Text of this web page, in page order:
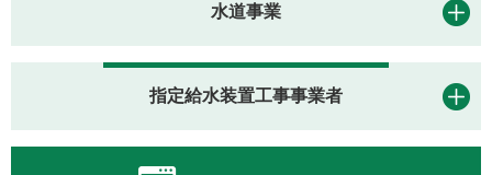
水道事業
指定給水装置工事事業者